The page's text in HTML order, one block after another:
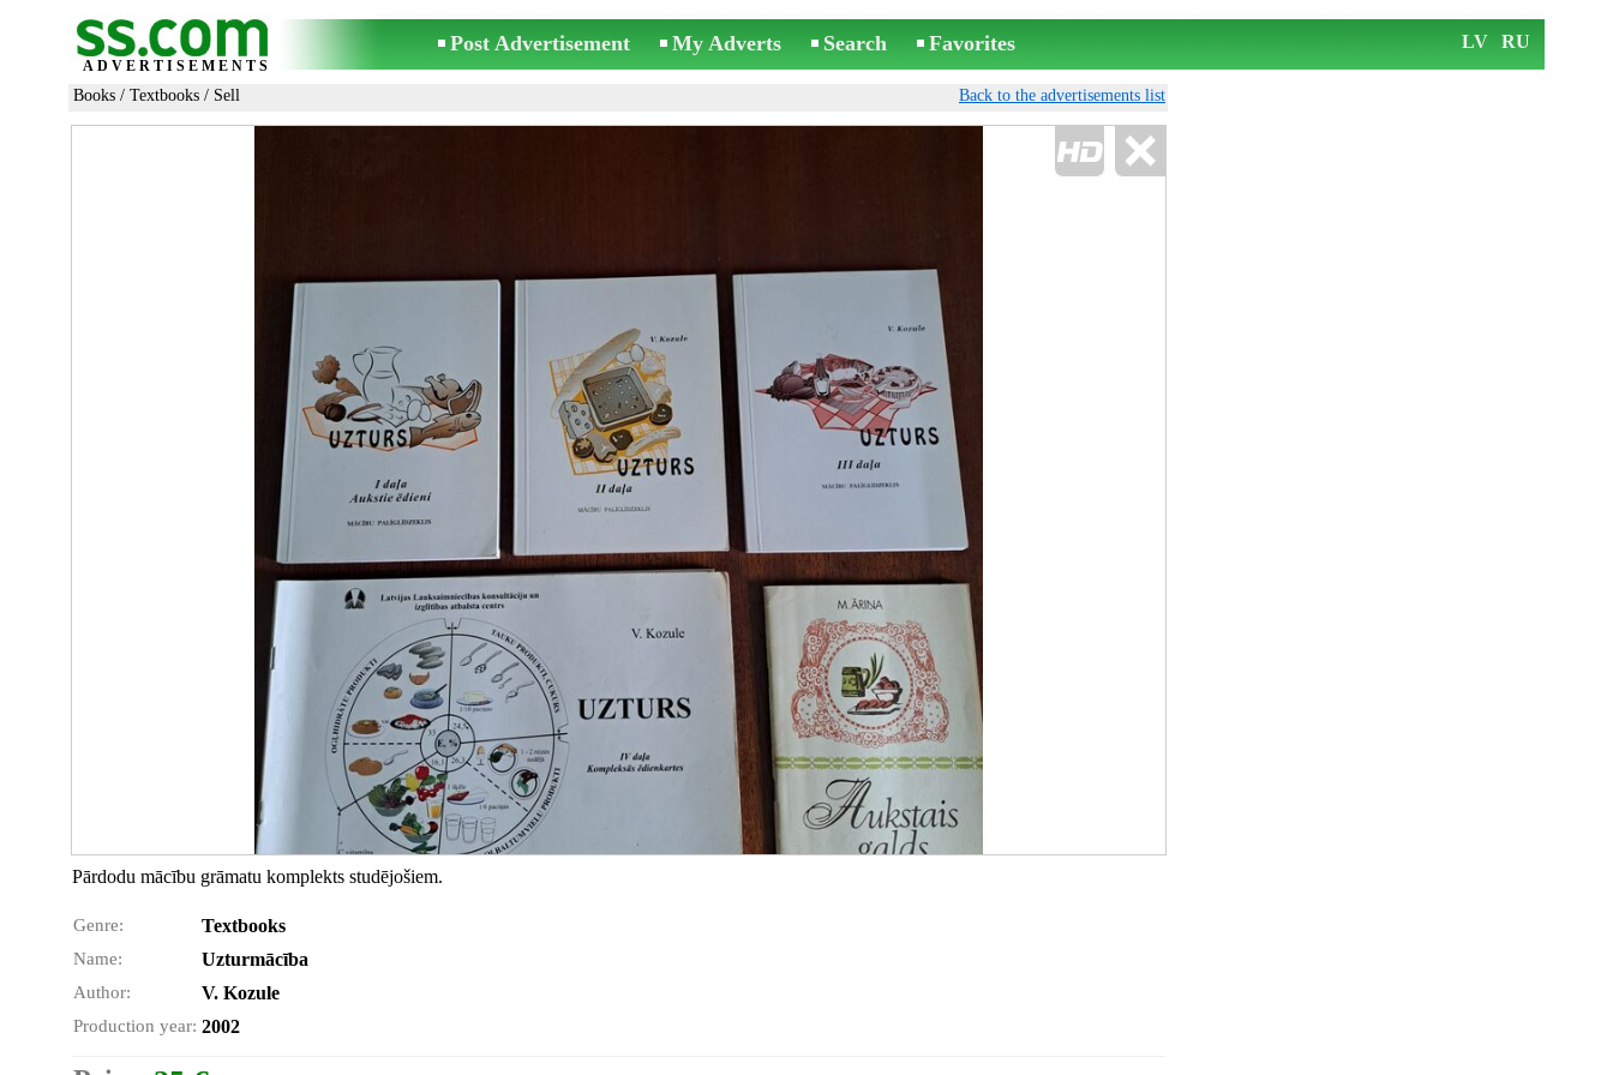
ADVERTISEMENTS
Post Advertisement My Adverts Search Favorites LV RU
Books / Textbooks / Sell Back to the advertisements list
Pārdodu mācību grāmatu komplekts studējošiem.
Genre: Textbooks
Name: Uzturmācība
Author: V. Kozule
Production year: 2002